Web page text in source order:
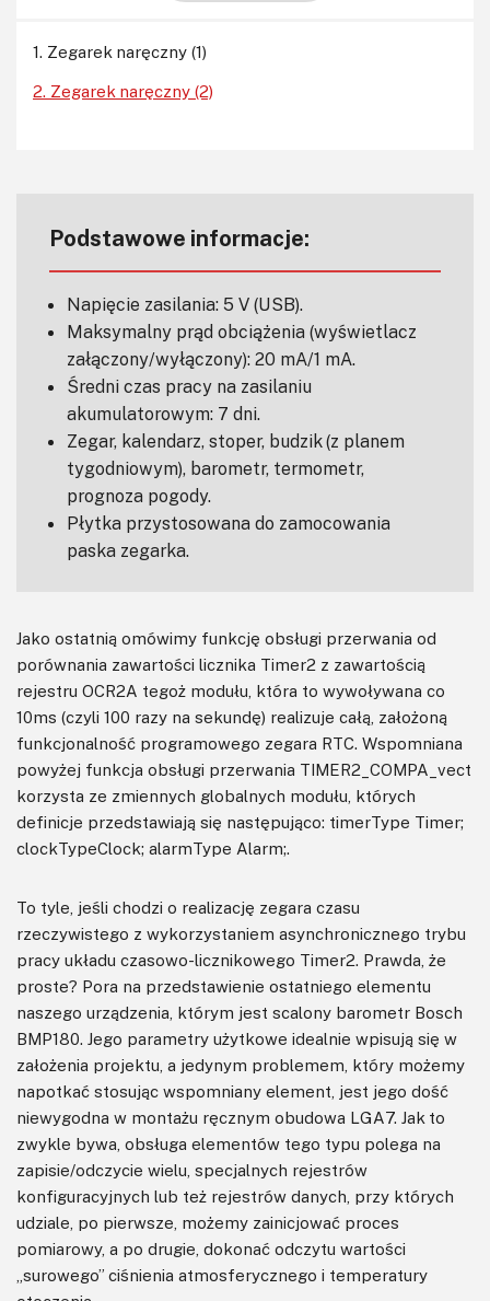
1. Zegarek naręczny (1)
2. Zegarek naręczny (2)
Podstawowe informacje:
Napięcie zasilania: 5 V (USB).
Maksymalny prąd obciążenia (wyświetlacz
załączony/wyłączony): 20 mA/1 mA.
Średni czas pracy na zasilaniu
akumulatorowym: 7 dni.
Zegar, kalendarz, stoper, budzik (z planem
tygodniowym), barometr, termometr,
prognoza pogody.
Płytka przystosowana do zamocowania
paska zegarka.
Jako ostatnią omówimy funkcję obsługi przerwania od
porównania zawartości licznika Timer2 z zawartością
rejestru OCR2A tegoż modułu, która to wywoływana co
10ms (czyli 100 razy na sekundę) realizuje całą, założoną
funkcjonalność programowego zegara RTC. Wspomniana
powyżej funkcja obsługi przerwania TIMER2_COMPA_vect
korzysta ze zmiennych globalnych modułu, których
definicje przedstawiają się następująco: timerType Timer;
clockTypeClock; alarmType Alarm;.
To tyle, jeśli chodzi o realizację zegara czasu
rzeczywistego z wykorzystaniem asynchronicznego trybu
pracy układu czasowo-licznikowego Timer2. Prawda, że
proste? Pora na przedstawienie ostatniego elementu
naszego urządzenia, którym jest scalony barometr Bosch
BMP180. Jego parametry użytkowe idealnie wpisują się w
założenia projektu, a jedynym problemem, który możemy
napotkać stosując wspomniany element, jest jego dość
niewygodna w montażu ręcznym obudowa LGA7. Jak to
zwykle bywa, obsługa elementów tego typu polega na
zapisie/odczycie wielu, specjalnych rejestrów
konfiguracyjnych lub też rejestrów danych, przy których
udziale, po pierwsze, możemy zainicjować proces
pomiarowy, a po drugie, dokonać odczytu wartości
„surowego” ciśnienia atmosferycznego i temperatury